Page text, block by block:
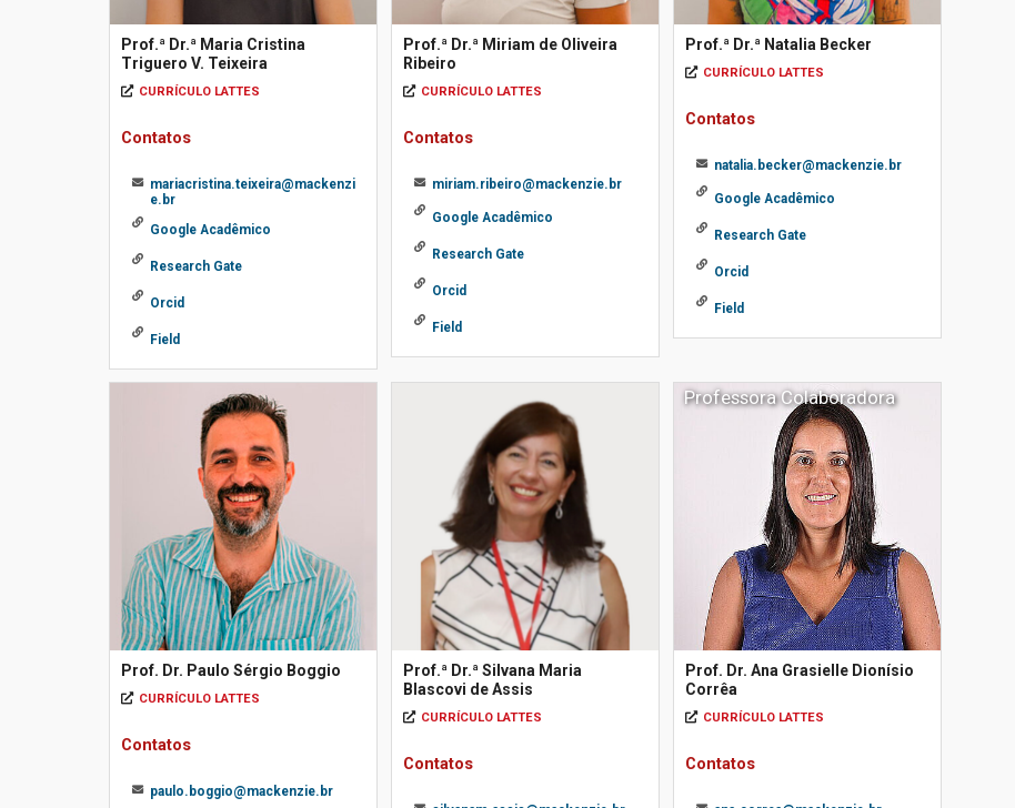
Prof.ª Dr.ª Maria Cristina
Triguero V. Teixeira
CURRÍCULO LATTES
Contatos
mariacristina.teixeira@mackenzi
e.br
Google Acadêmico
Research Gate
Orcid
Field
Prof.ª Dr.ª Miriam de Oliveira
Ribeiro
CURRÍCULO LATTES
Contatos
miriam.ribeiro@mackenzie.br
Google Acadêmico
Research Gate
Orcid
Field
Prof.ª Dr.ª Natalia Becker
CURRÍCULO LATTES
Contatos
natalia.becker@mackenzie.br
Google Acadêmico
Research Gate
Orcid
Field
Prof. Dr. Paulo Sérgio Boggio
CURRÍCULO LATTES
Contatos
paulo.boggio@mackenzie.br
Prof.ª Dr.ª Silvana Maria
Blascovi de Assis
CURRÍCULO LATTES
Contatos
Professora Colaboradora
Prof. Dr. Ana Grasielle Dionísio
Corrêa
CURRÍCULO LATTES
Contatos